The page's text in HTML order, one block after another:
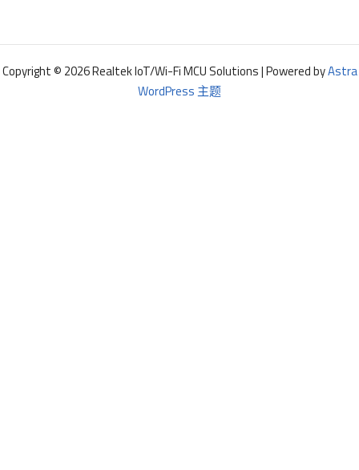
Copyright © 2026 Realtek IoT/Wi-Fi MCU Solutions | Powered byAstra
WordPress 主题